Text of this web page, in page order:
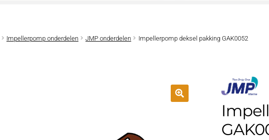
Impellerpomp onderdelen JMP onderdelen Impellerpomp deksel pakking GAK0052